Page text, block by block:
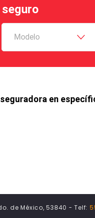
Modelo
en
de México, 53840 - Telf: